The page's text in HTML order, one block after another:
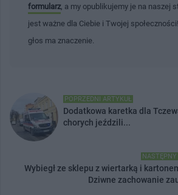
formularz , a my opublikujemy je na naszej
jest ważne dla Ciebie i Twojej
głos ma znaczenie.
POPRZEDNI ARTYKUŁ
Dodatkowa karetka dla
chorych jeździli...
Wybiegł ze sklepu z wiertarką i
Dziwne zachowanie